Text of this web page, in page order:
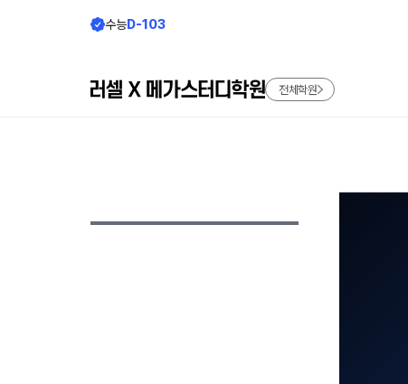
수능D-103
전체학원